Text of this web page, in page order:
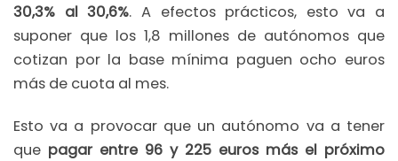
30,3% al 30,6%. A efectos prácticos, esto va a
suponer que los 1,8 millones de autónomos que
cotizan por la base mínima paguen ocho euros
más de cuota al mes.
Esto va a provocar que un autónomo va a tener
que pagar entre 96 y 225 euros más el próximo